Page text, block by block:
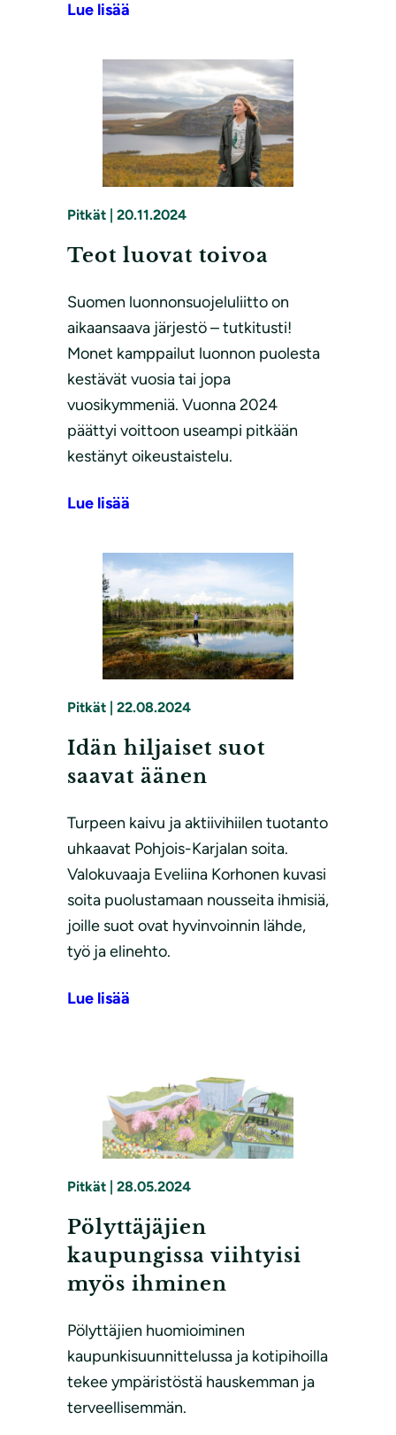
Lue lisää
Pitkät 20.11.2024
Teot luovat toivoa
Suomen luonnonsuojeluliitto on
aikaansaava järjestö – tutkitusti!
Monet kamppailut luonnon puolesta
kestävät vuosia tai jopa
vuosikymmeniä. Vuonna 2024
päättyi voittoon useampi pitkään
kestänyt oikeustaistelu.
Lue lisää
Pitkät 22.08.2024
Idän hiljaiset suot
saavat äänen
Turpeen kaivu ja aktiivihiilen tuotanto
uhkaavat Pohjois-Karjalan soita.
Valokuvaaja Eveliina Korhonen kuvasi
soita puolustamaan nousseita ihmisiä,
joille suot ovat hyvinvoinnin lähde,
työ ja elinehto.
Lue lisää
Pitkät | 28.05.2024
Pölyttäjäjien
kaupungissa viihtyisi
myös ihminen
Pölyttäjien huomioiminen
kaupunkisuunnittelussa ja kotipihoilla
tekee ympäristöstä hauskemman ja
terveellisemmän.